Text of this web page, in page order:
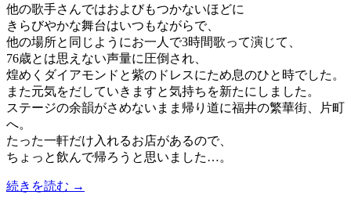
他の歌手さんではおよびもつかないほどに
きらびやかな舞台はいつもながらで、
他の場所と同じようにお一人で3時間歌って演じて、
76歳とは思えない声量に圧倒され、
煌めくダイアモンドと紫のドレスにため息のひと時でした。
また元気をだしていきますと気持ちを新たにしました。
ステージの余韻がさめないまま帰り道に福井の繁華街、片町
へ。
たった一軒だけ入れるお店があるので、
ちょっと飲んで帰ろうと思いました…。
続きを読む →